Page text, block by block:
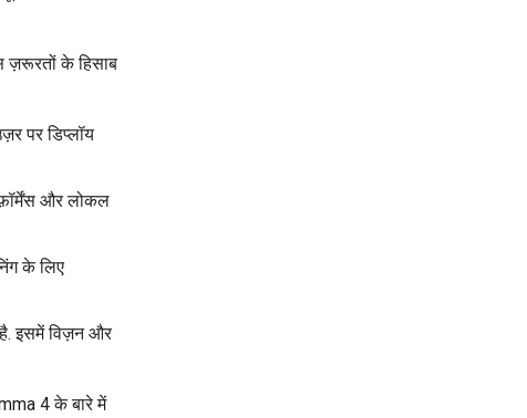
ज़रूरतों के हिसाब
पर डिप्लॉय
और लोकल
के लिए
है. इसमें विज़न और
4 के बारे में